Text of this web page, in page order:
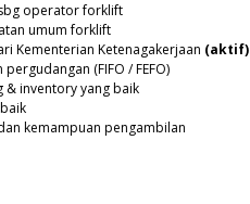
operator forklift
umum forklift
Kementerian Ketenagakerjaan (aktif)
(FIFO / FEFO)
& inventory yang baik
kemampuan pengambilan